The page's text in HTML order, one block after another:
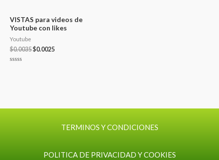
VISTAS para videos de
Youtube con likes
Youtube
$0.0035$0.0025
TERMINOS Y CONDICIONES
POLITICA DE PRIVACIDAD Y COOKIES